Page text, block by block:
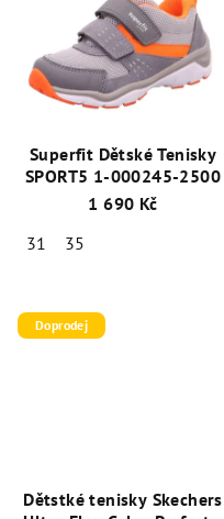
Superfit Dětské Tenisky
SPORT5 1-000245-2500
1 690 Kč
31
35
Doprodej
Dětstké tenisky Skechers